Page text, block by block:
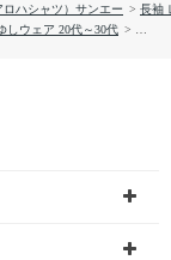
ハシャツ）サンエー > 長袖
しウェア 20代～30代